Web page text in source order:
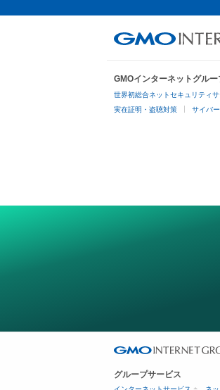
GMOインターネットグル
世界初総合ネットセキュリティ
実在証明・盗聴対策 サイバ
グループサービス